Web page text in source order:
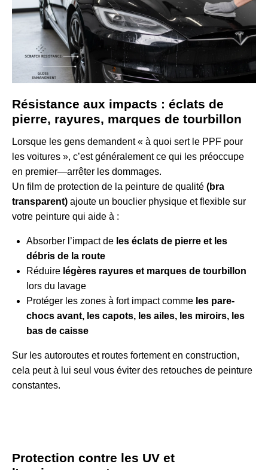
Résistance aux impacts : éclats de
pierre, rayures, marques de tourbillon
Lorsque les gens demandent « à quoi sert le PPF pour
les voitures », c’est généralement ce qui les préoccupe
en premier—arrêter les dommages.
Un film de protection de la peinture de qualité (bra
transparent) ajoute un bouclier physique et flexible sur
votre peinture qui aide à :
Absorber l’impact de les éclats de pierre et les
débris de la route
Réduire légères rayures et marques de tourbillon
lors du lavage
Protéger les zones à fort impact comme les pare-
chocs avant, les capots, les ailes, les miroirs, les
bas de caisse
Sur les autoroutes et routes fortement en construction,
cela peut à lui seul vous éviter des retouches de peinture
constantes.
Protection contre les UV et